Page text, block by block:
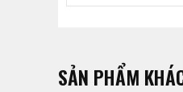
SẢN PHẨM